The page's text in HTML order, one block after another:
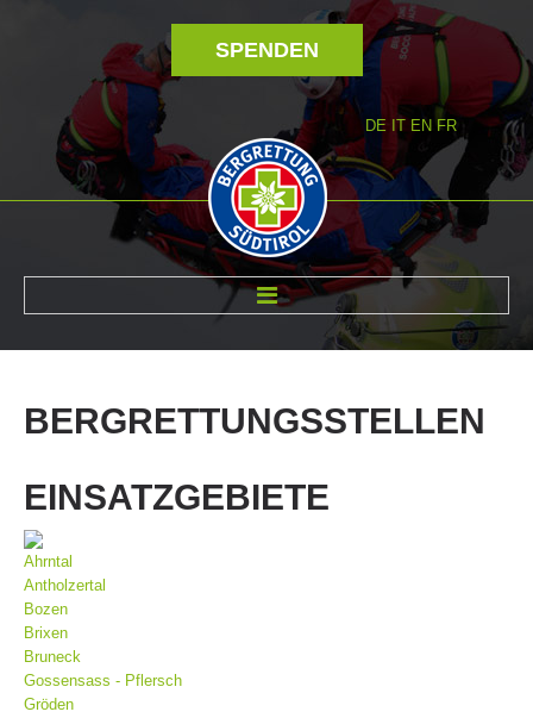
SPENDEN
DE IT EN FR
BERGRETTUNGSSTELLEN
EINSATZGEBIETE
Ahrntal
Antholzertal
Bozen
Brixen
Bruneck
Gossensass - Pflersch
Gröden